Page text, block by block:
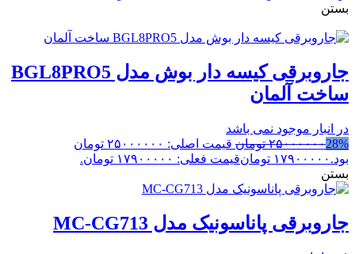
بستن
جاروبرقی کیسه دار بوش مدل BGL8PRO5
ساخت آلمان
در انبار موجود نمی باشد
28%۲۵۰۰۰۰۰۰ تومان
قیمت اصلی: ۲۵۰۰۰۰۰۰ تومان
بود. ۱۷۹۰۰۰۰۰ تومانقیمت فعلی: ۱۷۹۰۰۰۰۰ تومان.
بستن
جاروبرقی پاناسونیک مدل MC-CG713